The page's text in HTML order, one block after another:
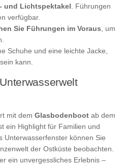
und Lichtspektakel . Führungen
verfügbar.
Sie Führungen im Voraus , um
Schuhe und eine leichte Jacke,
kann.
mit dem Glasbodenboot ab dem
ein Highlight für Familien und
Unterwasserfenster können Sie
der Ostküste beobachten.
ein unvergessliches Erlebnis –